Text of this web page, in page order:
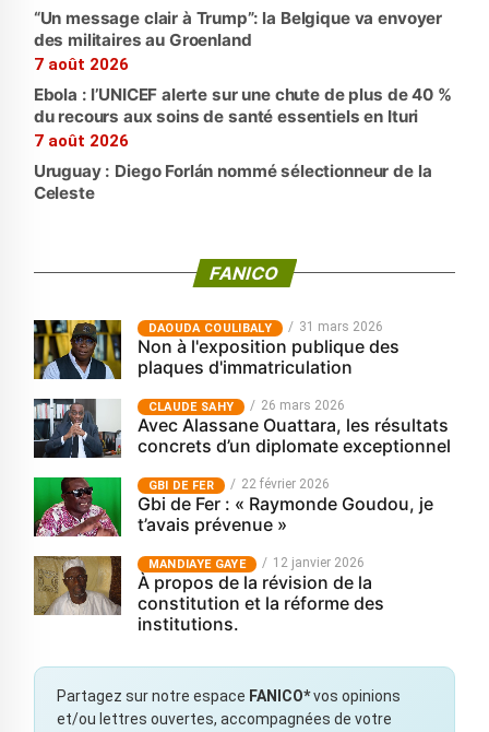
“Un message clair à Trump”: la Belgique va envoyer
des militaires au Groenland
7 août 2026
Ebola : l’UNICEF alerte sur une chute de plus de 40 %
du recours aux soins de santé essentiels en Ituri
7 août 2026
Uruguay : Diego Forlán nommé sélectionneur de la
Celeste
FANICO
‎DAOUDA COULIBALY 31 mars 2026
Non à l'exposition publique des
plaques d'immatriculation
CLAUDE SAHY 26 mars 2026
Avec Alassane Ouattara, les résultats
concrets d’un diplomate exceptionnel
GBI DE FER 22 février 2026
Gbi de Fer : « Raymonde Goudou, je
t’avais prévenue »
MANDIAYE GAYE 12 janvier 2026
À propos de la révision de la
constitution et la réforme des
institutions.
Partagez sur notre espace FANICO*vos opinions
et/ou lettres ouvertes, accompagnées de votre